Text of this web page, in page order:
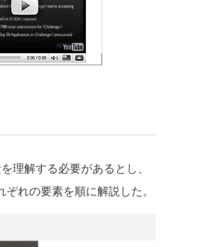
理解する必要があるとし、
れの要素を順に解説した。